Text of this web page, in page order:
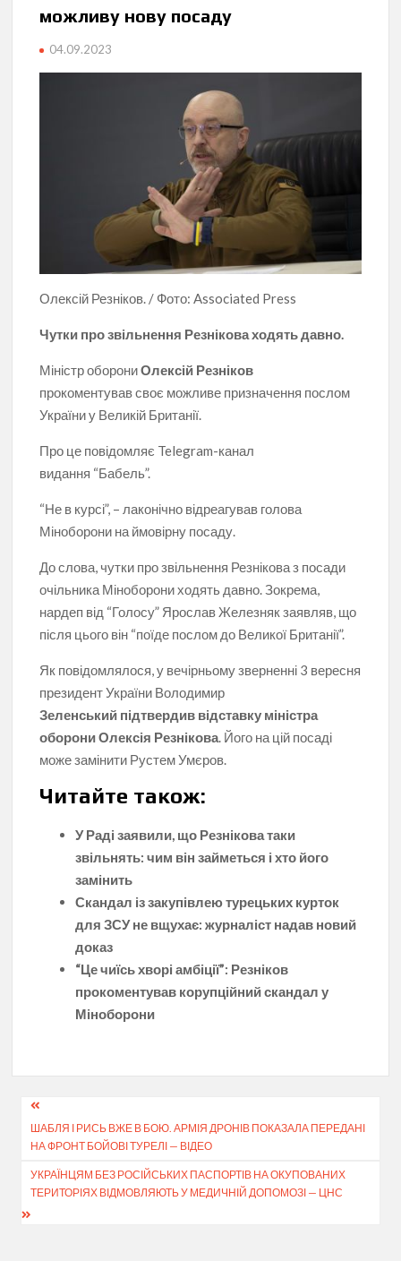
можливу нову посаду
04.09.2023
Олексій Резніков. / Фото: Associated Press
Чутки про звільнення Резнікова ходять давно.
Міністр оборониОлексій Резніков
прокоментував своє можливе призначення послом
України у Великій Британії.
Про це повідомляє Telegram-канал
видання “Бабель”.
“Не в курсі”, – лаконічно відреагував голова
Міноборони на ймовірну посаду.
До слова, чутки про звільнення Резнікова з посади
очільника Міноборони ходять давно. Зокрема,
нардеп від “Голосу” Ярослав Железняк заявляв, що
після цього він “поїде послом до Великої Британії”.
Як повідомлялося, у вечірньому зверненні 3 вересня
президент України Володимир
Зеленський підтвердив відставку міністра
оборони Олексія Резнікова. Його на цій посаді
може замінити Рустем Умєров.
Читайте також:
У Раді заявили, що Резнікова таки
звільнять: чим він займеться і хто його
замінить
Скандал із закупівлею турецьких курток
для ЗСУ не вщухає: журналіст надав новий
доказ
“Це чиїсь хворі амбіції”: Резніков
прокоментував корупційний скандал у
Міноборони
Навігація
записів
ШАБЛЯ І РИСЬ ВЖЕ В БОЮ. АРМІЯ ДРОНІВ ПОКАЗАЛА ПЕРЕДАНІ
НА ФРОНТ БОЙОВІ ТУРЕЛІ — ВІДЕО
УКРАЇНЦЯМ БЕЗ РОСІЙСЬКИХ ПАСПОРТІВ НА ОКУПОВАНИХ
ТЕРИТОРІЯХ ВІДМОВЛЯЮТЬ У МЕДИЧНІЙ ДОПОМОЗІ — ЦНС